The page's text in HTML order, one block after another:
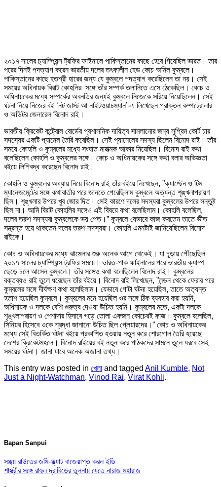
২০১৭ সালের চ্যাম্পিয়ন্স ট্রফির ফাইনালে পাকিস্তানের কাছে হেরে গিয়েছিল ভারত। তার
পরের দিনই পদত্যাগ করেন ভারতীয় দলের তৎকালীন হেড কোচ অনিল কুম্বলে।
পাকিস্তানের কাছে হতশ্রী হারের জন্য যে কুম্বলে পদত্যাগ করেছিলেন তা নয়। সেই
সময়ের অধিনায়ক বিরাট কোহলির সঙ্গে তাঁর সম্পর্ক তলানিতে এসে ঠেকেছিল। কোচ ও
অধিনায়কের মধ্যে সম্পর্কের অবনতির জন্যই কুম্বলে নিজেকে সরিয়ে নিয়েছিলেন। সেই
ঘটনা নিয়ে নিজের বই ‘নট জাস্ট আ নাইটওয়াচম্যান’-এ লিখেছেন প্রাক্তন কম্পট্রোলার
ও অডিটর জেনারেল বিনোদ রাই।
ভারতীয় ক্রিকেট কন্ট্রোল বোর্ডের প্রশাসনিক দায়িত্ব সামলানোর জন্য সুপ্রিম কোর্ট চার
সদস্যের একটি প্যানেল তৈরি করেছিল। সেই প্যানেলের সদস্য ছিলেন বিনোদ রাই। তাঁর
সময়ে কোহলি ও কুম্বলের মধ্যে সংঘাত মারাত্মক আকার নিয়েছিল। বিনোদ রাই কথা
বলেছিলেন কোহলি ও কুম্বলের সঙ্গে। কোচ ও অধিনায়কের সঙ্গে কথা বলার অভিজ্ঞতা
বইয়ে লিপিবদ্ধ করেছেন বিনোদ রাই।
কোহলি ও কুম্বলের অধ্যায় নিয়ে বিনোদ রাই তাঁর বইয়ে লিখেছেন, ”ক্যাপ্টেন ও টিম
ম্যানেজমেন্টের সঙ্গে কথাবার্তার পরে জানতে পেরেছিলাম কুম্বলে অত্যন্ত শৃঙ্খলাপরায়ণ
ছিল। শৃঙ্খলার উপরে খুব জোর দিত। সেই কারণে দলের সদস্যরা কুম্বলের উপরে সন্তুষ্ট
ছিল না। আমি বিরাট কোহলির সঙ্গেও এই বিষয়ে কথা বলেছিলাম। কোহলি বলেছিল,
দলের তরুণ সদস্যরা কুম্বলেকে ভয় পেত।” কুম্বলে যেভাবে কাজ করতেন তাতে ভীত
সন্ত্রস্ত হয়ে থাকতেন দলের তরুণ সদস্যরা। কোহলি এমনটাই জানিয়েছিলেন বিনোদ
রাইকে।
কোচ ও অধিনায়কের মধ্যে ঝামেলার শুরু অনেক আগে থেকেই। যা চূড়ায় পৌঁছেছিল
২০১৭ সালের চ্যাম্পিয়ন্স ট্রফির সময়ে। ভারত-পাক ফাইনালের পরে ভারতীয় ক্যাম্প
ছেড়ে চলে আসেন কুম্বলে। তাঁর সঙ্গেও কথা বলেছিলেন বিনোদ রাই। কুম্বলের
বক্তব্যও রাই তুলে ধরেছেন তাঁর বইয়ে। বিনোদ রাই লিখেছেন, ”লন্ডন থেকে ফেরার পরে
কুম্বলের সঙ্গে দীর্ঘক্ষণ কথা বলেছিলাম। যেভাবে গোটা ঘটনা হয়েছিল, তাতে অত্যন্ত
হতাশ হয়েছিল কুম্বলে। কুম্বলের মনে হয়েছিল ওর সঙ্গে ঠিক ব্যবহার করা হয়নি,
অধিনায়ক ও দলকে বেশি গুরুত্ব দেওয়া উচিত হয়নি। কুম্বলের মতে, একটা দলকে
শৃঙ্খলাপরায়ণ ও পেশাদার হিসাবে গড়ে তোলা একজন কোচেরই কাজ। কুম্বলে বলেছিল,
সিনিয়র হিসেবে ওকে শ্রদ্ধা জানানো উচিত ছিল প্লেয়ারদের।” কোচ ও অধিনায়কের
মধ্যে সেই বিতর্কিত ঘটনা বইয়ে প্রকাশিত হওয়ায় নতুন করে শোরগোল তৈরি হয়েছে
দেশের ক্রিকেটমহলে। বিনোদ রাইয়ের বই নতুন করে পাঠকদের সামনে তুলে ধরবে সেই
সময়ের ঘটনা। জানা যাবে অনেক অজানা তথ্য।
This entry was posted in খেলা and tagged Anil Kumble, Not
Just a Night-Watchman, Vinod Rai, Virat Kohli.
Bapan Sanpui
সঞ্জয় রাউতের জমি-ফ্ল্যাট বাজেয়াপ্ত করল ইডি
শাস্ত্রীর সঙ্গে রাহুল দ্রাবিড়ের তুলনায় যেতে নারাজ মহারাজ